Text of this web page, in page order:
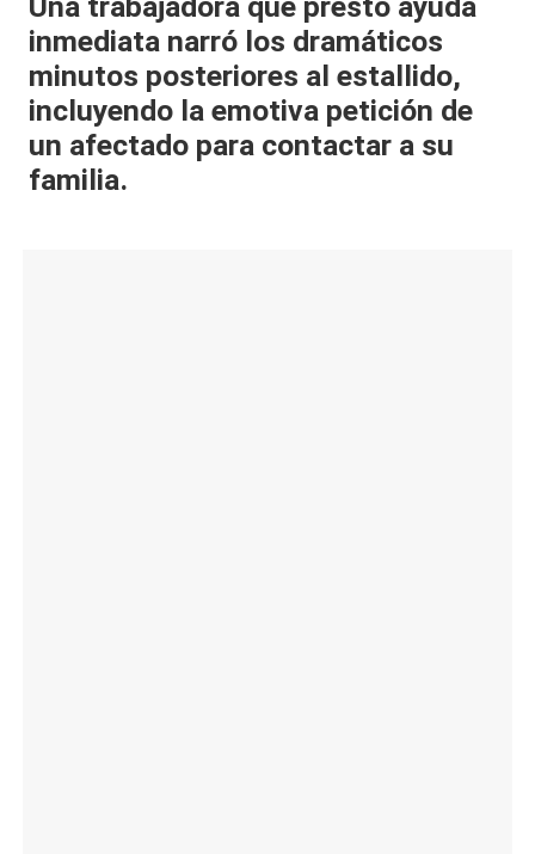
al
it
y
s,
T
inmediata narró los dramáticos
minutos posteriores al estallido,
incluyendo la emotiva petición de
un afectado para contactar a su
familia.